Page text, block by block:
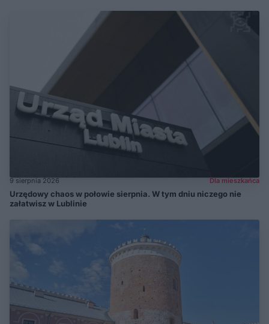
9 sierpnia 2026 Dla mieszkańca
Urzędowy chaos w połowie sierpnia. W tym dniu niczego nie
załatwisz w Lublinie